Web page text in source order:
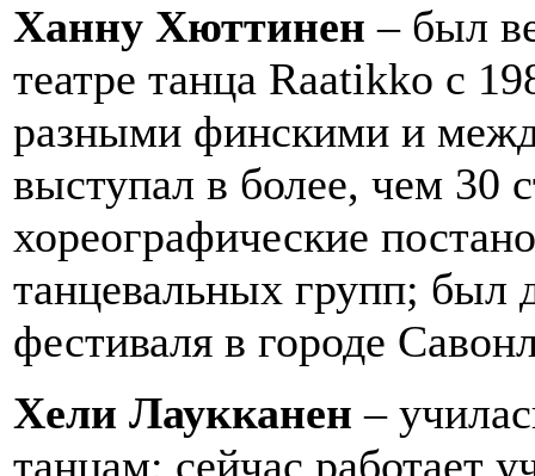
Ханну Хюттинен – был
театре танца Raatikko с
разными финскими и
выступал в более, чем 30
хореографические
танцевальных групп; был
фестиваля в городе
Хели Лаукканен –
танцам; сейчас работает